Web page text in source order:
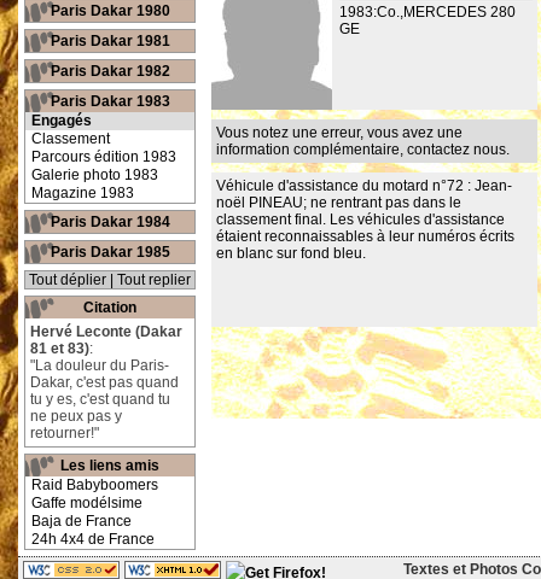
1983:Co.,MERCEDES 280
GE
Vous notez une erreur, vous avez une
information complémentaire, contactez nous.
Véhicule d'assistance du motard n°72 : Jean-
noël PINEAU; ne rentrant pas dans le
classement final. Les véhicules d'assistance
étaient reconnaissables à leur numéros écrits
en blanc sur fond bleu.
Paris Dakar 1980
Paris Dakar 1981
Paris Dakar 1982
Paris Dakar 1983
Engagés
Classement
Parcours édition 1983
Galerie photo 1983
Magazine 1983
Paris Dakar 1984
Paris Dakar 1985
Tout déplier
Tout replier
Citation
Hervé Leconte (Dakar
81 et 83):
"La douleur du Paris-
Dakar, c'est pas quand
tu y es, c'est quand tu
ne peux pas y
retourner!"
Les liens amis
Raid Babyboomers
Gaffe modélsime
Baja de France
24h 4x4 de France
Textes et Photos